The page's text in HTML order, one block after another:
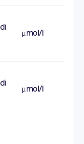
μmol/l
μmol/l